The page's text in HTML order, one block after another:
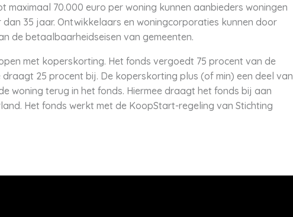
maximaal 70.000 euro per woning kunnen aanbieders woningen
35 jaar. Ontwikkelaars en woningcorporaties kunnen door
de betaalbaarheidseisen van gemeenten.
met koperskorting. Het fonds vergoedt 75 procent van de
25 procent bij. De koperskorting plus (of min) een deel van
woning terug in het fonds. Hiermee draagt het fonds bij aan
Het fonds werkt met de KoopStart-regeling van Stichting